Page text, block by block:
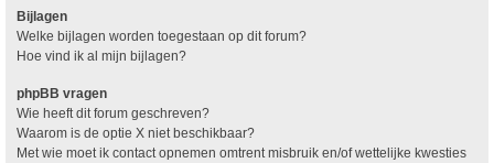
Bijlagen
Welke bijlagen worden toegestaan op dit forum?
Hoe vind ik al mijn bijlagen?
phpBB vragen
Wie heeft dit forum geschreven?
Waarom is de optie X niet beschikbaar?
Met wie moet ik contact opnemen omtrent misbruik en/of wettelijke kwesties